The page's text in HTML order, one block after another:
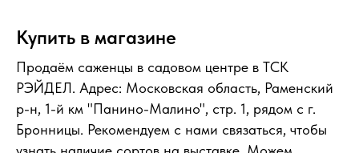
Купить в магазине
Продаём саженцы в садовом центре в ТСК
РЭЙДЕЛ. Адрес: Московская область, Раменский
р-н, 1-й км "Панино-Малино", стр. 1, рядом с г.
Бронницы. Рекомендуем с нами связаться, чтобы